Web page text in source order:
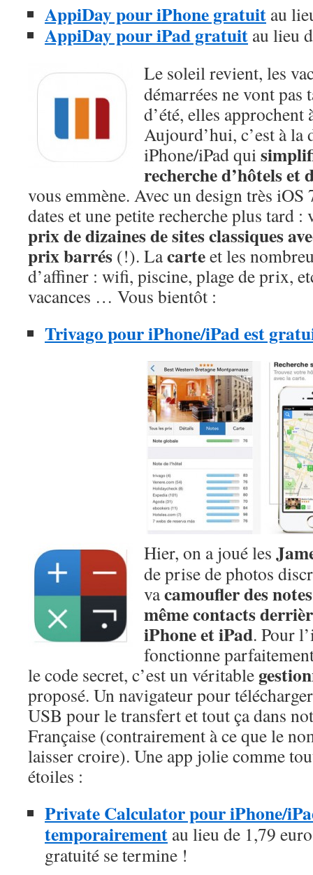
AppiDay pour iPhone gratuit au
AppiDay pour iPad gratuit au lieu
Le soleil revient, les
démarrées ne vont pas
d’été, elles approchent
Aujourd’hui, c’est à la
iPhone/iPad qui
recherche d’hôtels et
vous emmène. Avec un design très iOS
dates et une petite recherche plus tard :
prix de dizaines de sites classiques
prix barrés (!). Lacarteet les
d’affiner : wifi, piscine, plage de prix,
vacances … Vous bientôt :
Trivago pour iPhone/iPad est
Hier, on a joué les
de prise de photos
vacamoufler des
même contacts
iPhone et iPad. Pour
fonctionne
le code secret, c’est un véritable
proposé. Un navigateur pour
USB pour le transfert et tout ça dans
Française (contrairement à ce que le
laisser croire). Une app jolie comme
étoiles :
Private Calculator pour iPhone/
temporairement au lieu de 1,79
gratuité se termine !